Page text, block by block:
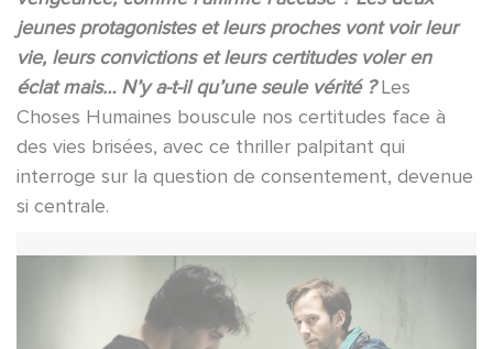
jeunes protagonistes et leurs proches vont voir leur
vie, leurs convictions et leurs certitudes voler en
éclat mais… N’y a-t-il qu’une seule vérité ?Les
Choses Humaines bouscule nos certitudes face à
des vies brisées, avec ce thriller palpitant qui
interroge sur la question de consentement, devenue
si centrale.